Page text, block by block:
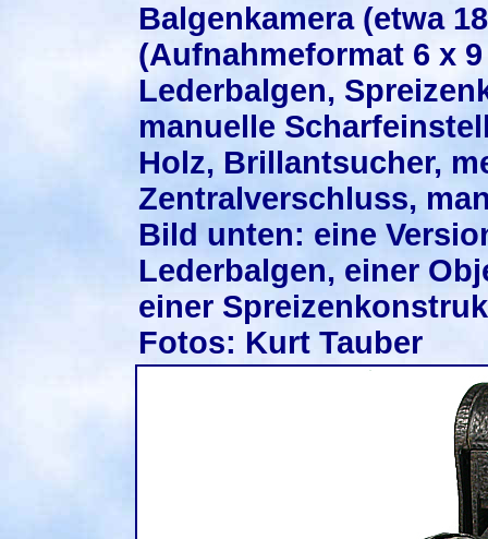
Balgenkamera (etwa
(Aufnahmeformat 6 x
Lederbalgen,
manuelle
Holz, Brillantsucher,
Zentralverschluss,
Bild unten: eine
Lederbalgen, einer
einer
Fotos: Kurt Tauber